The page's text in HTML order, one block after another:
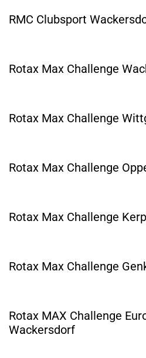
RMC Clubsport
Rotax Max Challenge
Rotax Max Challenge
Rotax Max Challenge
Rotax Max Challenge
Rotax Max Challenge
Rotax MAX Challenge
Wackersdorf